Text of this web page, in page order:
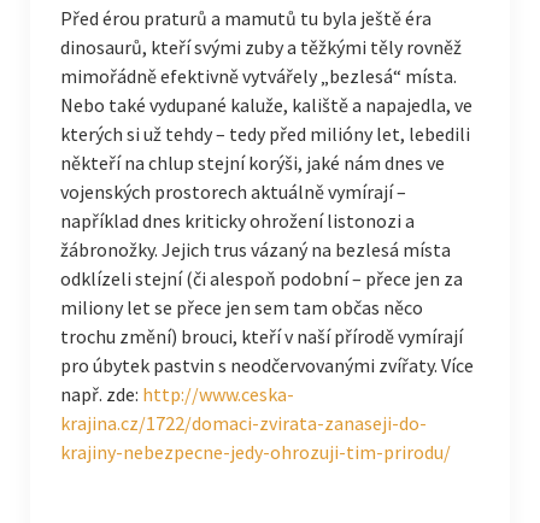
Před érou praturů a mamutů tu byla ještě éra
dinosaurů, kteří svými zuby a těžkými těly rovněž
mimořádně efektivně vytvářely „bezlesá“ místa.
Nebo také vydupané kaluže, kaliště a napajedla, ve
kterých si už tehdy – tedy před milióny let, lebedili
někteří na chlup stejní korýši, jaké nám dnes ve
vojenských prostorech aktuálně vymírají –
například dnes kriticky ohrožení listonozi a
žábronožky. Jejich trus vázaný na bezlesá místa
odklízeli stejní (či alespoň podobní – přece jen za
miliony let se přece jen sem tam občas něco
trochu změní) brouci, kteří v naší přírodě vymírají
pro úbytek pastvin s neodčervovanými zvířaty. Více
např. zde: http://www.ceska-
krajina.cz/1722/domaci-zvirata-zanaseji-do-
krajiny-nebezpecne-jedy-ohrozuji-tim-prirodu/